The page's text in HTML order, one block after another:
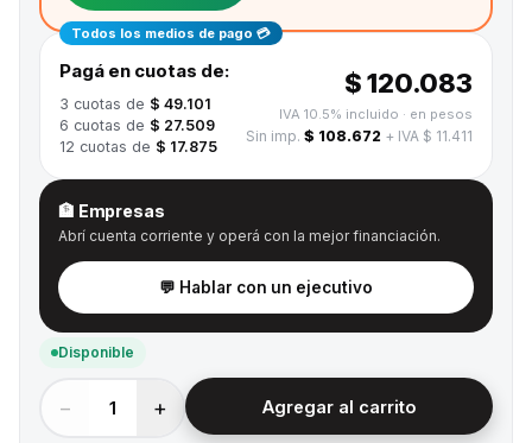
Todos los medios de pago 💳
Pagá en cuotas de:
3 cuotas de $ 49.101
6 cuotas de $ 27.509
12 cuotas de $ 17.875
$ 120.083
IVA 10.5% incluido · en pesos
Sin imp. $ 108.672 + IVA $ 11.411
🏦 Empresas
Abrí cuenta corriente y operá con la mejor financiación.
💬 Hablar con un ejecutivo
Disponible
− 1 + Agregar al carrito